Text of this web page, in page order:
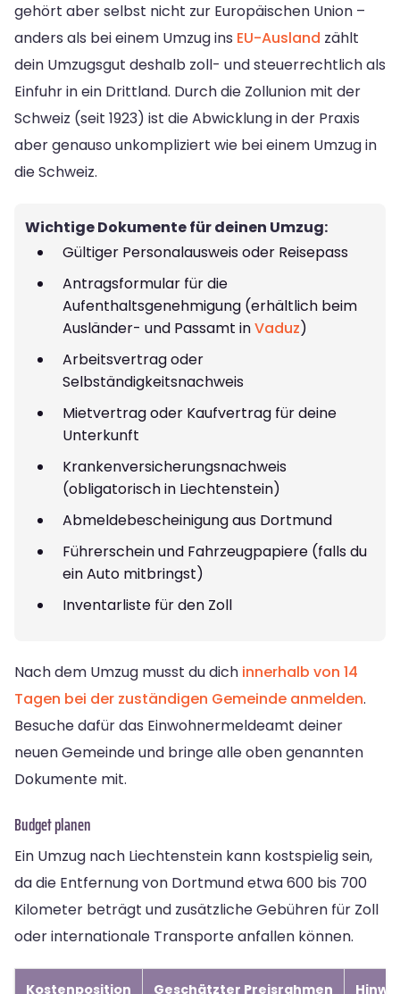
gehört aber selbst nicht zur Europäischen Union –
anders als bei einem Umzug ins EU-Ausland zählt
dein Umzugsgut deshalb zoll- und steuerrechtlich als
Einfuhr in ein Drittland. Durch die Zollunion mit der
Schweiz (seit 1923) ist die Abwicklung in der Praxis
aber genauso unkompliziert wie bei einem Umzug in
die Schweiz.
Wichtige Dokumente für deinen Umzug:
Gültiger Personalausweis oder Reisepass
Antragsformular für die
Aufenthaltsgenehmigung (erhältlich beim
Ausländer- und Passamt inVaduz)
Arbeitsvertrag oder
Selbständigkeitsnachweis
Mietvertrag oder Kaufvertrag für deine
Unterkunft
Krankenversicherungsnachweis
(obligatorisch in Liechtenstein)
Abmeldebescheinigung aus Dortmund
Führerschein und Fahrzeugpapiere (falls du
ein Auto mitbringst)
Inventarliste für den Zoll
Nach dem Umzug musst du dich innerhalb von 14
Tagen bei der zuständigen Gemeinde anmelden.
Besuche dafür das Einwohnermeldeamt deiner
neuen Gemeinde und bringe alle oben genannten
Dokumente mit.
Budget planen
Ein Umzug nach Liechtenstein kann kostspielig sein,
da die Entfernung von Dortmund etwa 600 bis 700
Kilometer beträgt und zusätzliche Gebühren für Zoll
oder internationale Transporte anfallen können.
Kostenposition Geschätzter Preisrahmen